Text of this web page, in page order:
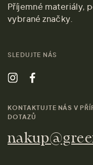
Příjemné materiály,
vybrané značky.
SLEDUJTE NÁS
KONTAKTUJTE NÁS V
DOTAZŮ